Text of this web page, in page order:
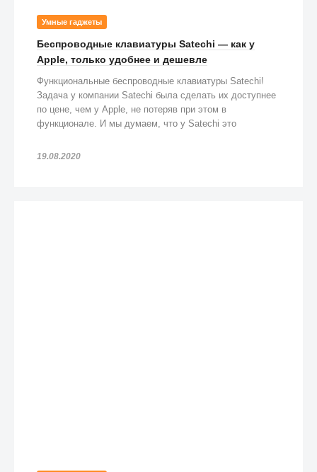
Умные гаджеты
Беспроводные клавиатуры Satechi — как у
Apple, только удобнее и дешевле
Функциональные беспроводные клавиатуры Satechi!
Задача у компании Satechi была сделать их доступнее
по цене, чем у Apple, не потеряв при этом в
функционале. И мы думаем, что у Satechi это
19.08.2020